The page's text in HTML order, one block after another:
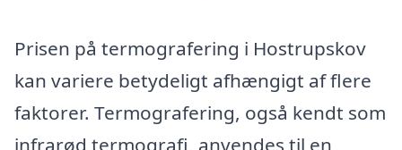
Prisen på termografering i Hostrupskov
kan variere betydeligt afhængigt af flere
faktorer. Termografering, også kendt som
infrarød termografi, anvendes til en